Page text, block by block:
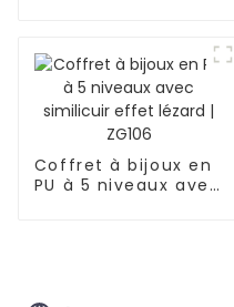
Coffret à bijoux en
PU à 5 niveaux avec